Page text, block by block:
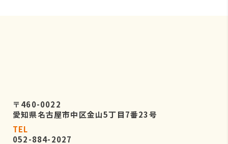
〒460-0022
愛知県名古屋市中区金山5丁目7番23号
TEL
052-884-2027